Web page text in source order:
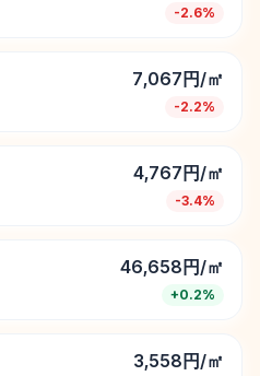
-2.6%
7,067円/㎡
-2.2%
4,767円/㎡
-3.4%
46,658円/㎡
+0.2%
3,558円/㎡